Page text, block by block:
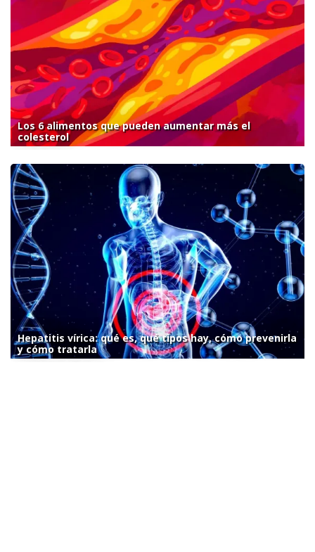
Los 6 alimentos que pueden aumentar más el
colesterol
Hepatitis vírica: qué es, qué tipos hay, cómo prevenirla
y cómo tratarla